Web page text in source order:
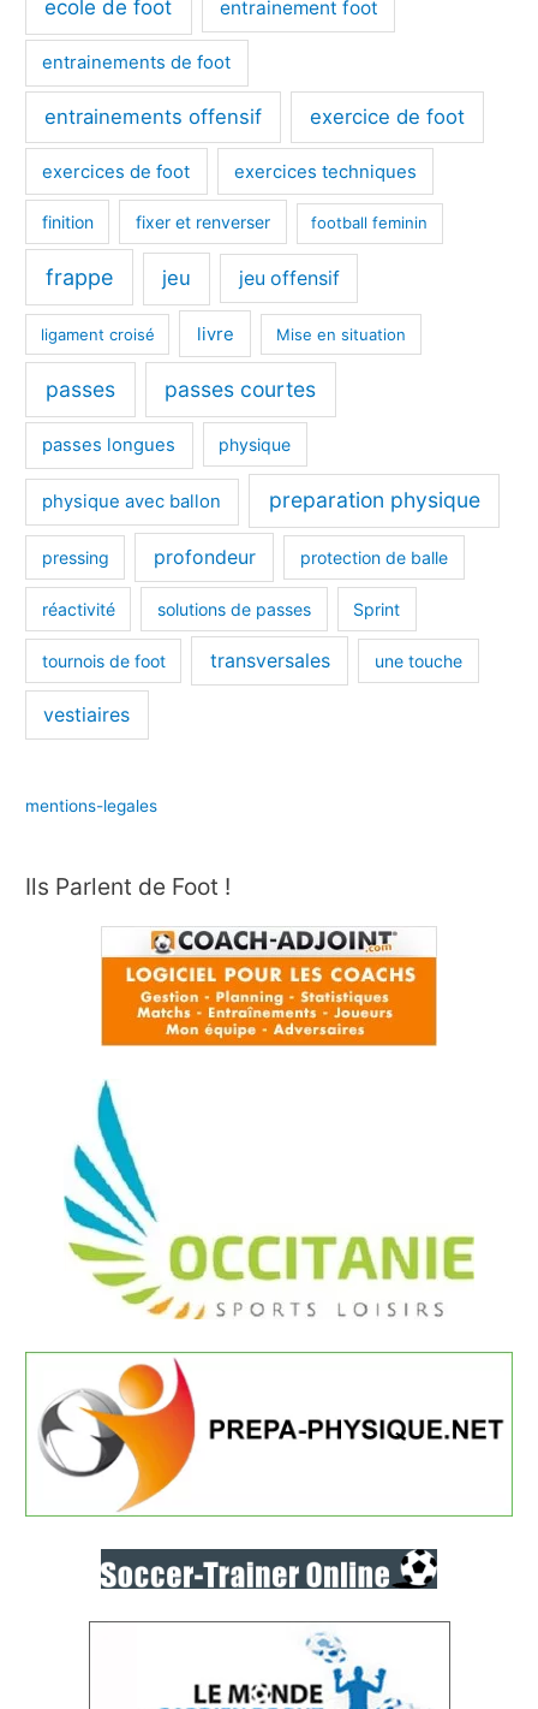
ecole de foot entrainement foot
entrainements de foot
entrainements offensif exercice de foot
exercices de foot exercices techniques
finition fixer et renverser football feminin
frappe jeu jeu offensif
ligament croisé livre Mise en situation
passes passes courtes
passes longues physique
physique avec ballon preparation physique
pressing profondeur protection de balle
réactivité solutions de passes Sprint
tournois de foot transversales une touche
vestiaires
mentions-legales
Ils Parlent de Foot !